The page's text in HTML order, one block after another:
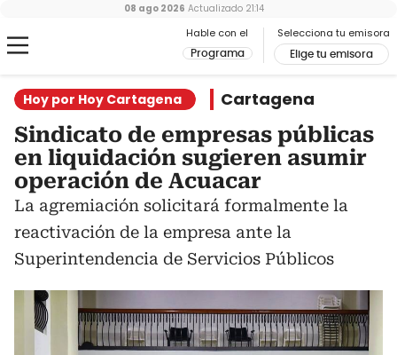
Hable con el
Programa
Selecciona tu emisora
Elige tu emisora
08 ago 2026 Actualizado 21:14
Hoy por Hoy Cartagena Cartagena
Sindicato de empresas públicas
en liquidación sugieren asumir
operación de Acuacar
La agremiación solicitará formalmente la
reactivación de la empresa ante la
Superintendencia de Servicios Públicos